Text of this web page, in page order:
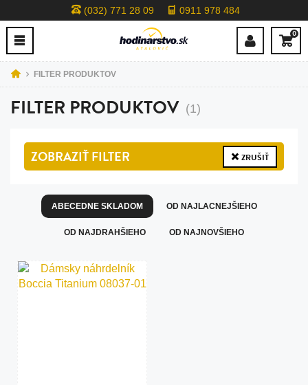
(032) 771 28 09 0911 978 484
0
FILTER PRODUKTOV
FILTER PRODUKTOV (1)
ZOBRAZIŤFILTER ZRUŠIŤ
ABECEDNE SKLADOM OD NAJLACNEJŠIEHO
OD NAJDRAHŠIEHO OD NAJNOVŠIEHO